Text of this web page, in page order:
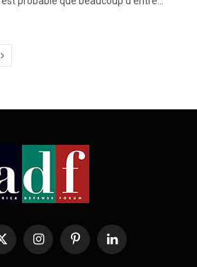
Next
X
InstagramPinterestLinkedIn